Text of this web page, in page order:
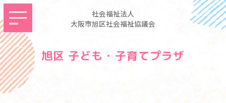
社会福祉法人
大阪市旭区社会福祉協議会
旭区 子ども・子育てプラザ